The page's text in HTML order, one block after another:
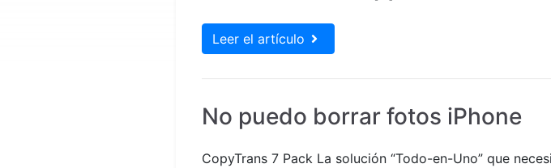
Leer el artículo
No puedo borrar fotos iPhone
CopyTrans 7 Pack La solución “Todo-en-Uno” que